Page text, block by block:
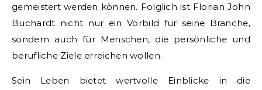
gemeistert werden können. Folglich ist Florian John
Buchardt nicht nur ein Vorbild für seine Branche,
sondern auch für Menschen, die persönliche und
berufliche Ziele erreichen wollen.
Sein Leben bietet wertvolle Einblicke in die